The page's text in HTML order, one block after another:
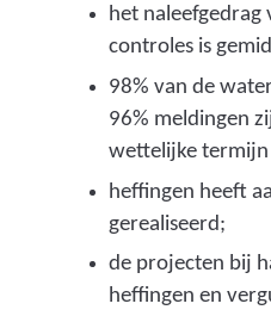
het naleefgedrag
controles is
98% van de
96% meldingen
wettelijke termijn
heffingen heeft
gerealiseerd;
de projecten bij
heffingen en